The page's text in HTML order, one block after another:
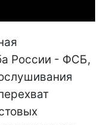
России - ФСБ,